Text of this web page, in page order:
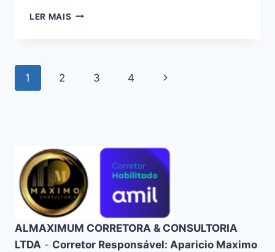
LER MAIS CONSULTORIA
AMIL
Navegação
1 2 3 4
Página
ALMAXIMUM CORRETORA & CONSULTORIA
LTDA - Corretor Responsável: Aparicio Maximo